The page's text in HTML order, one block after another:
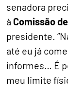
senadora
à Comissão
presidente.
até eu já
informes… É
meu limite